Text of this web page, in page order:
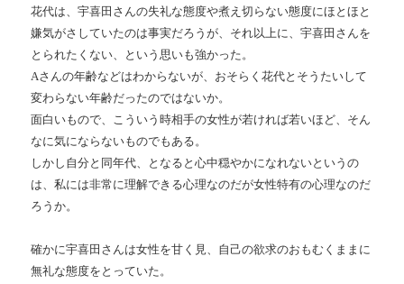
花代は、宇喜田さんの失礼な態度や煮え切らない態度にほとほと
嫌気がさしていたのは事実だろうが、それ以上に、宇喜田さんを
とられたくない、という思いも強かった。
Aさんの年齢などはわからないが、おそらく花代とそうたいして
変わらない年齢だったのではないか。
面白いもので、こういう時相手の女性が若ければ若いほど、そん
なに気にならないものでもある。
しかし自分と同年代、となると心中穏やかになれないというの
は、私には非常に理解できる心理なのだが女性特有の心理なのだ
ろうか。
確かに宇喜田さんは女性を甘く見、自己の欲求のおもむくままに
無礼な態度をとっていた。